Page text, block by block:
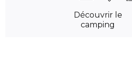
Découvrir le
camping